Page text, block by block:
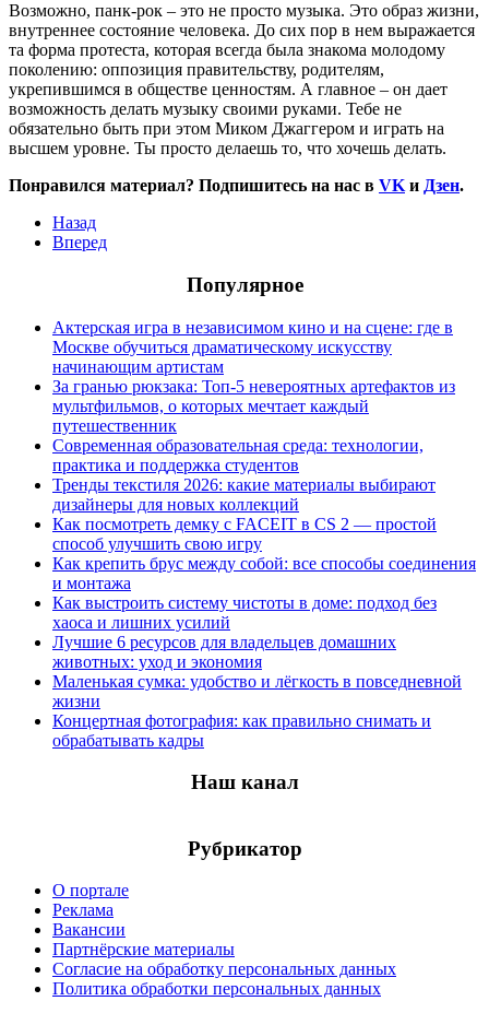
Возможно, панк-рок – это не просто музыка. Это образ жизни,
внутреннее состояние человека. До сих пор в нем выражается
та форма протеста, которая всегда была знакома молодому
поколению: оппозиция правительству, родителям,
укрепившимся в обществе ценностям. А главное – он дает
возможность делать музыку своими руками. Тебе не
обязательно быть при этом Миком Джаггером и играть на
высшем уровне. Ты просто делаешь то, что хочешь делать.
Понравился материал? Подпишитесь на нас в VK и Дзен.
Назад
Вперед
Популярное
Актерская игра в независимом кино и на сцене: где в
Москве обучиться драматическому искусству
начинающим артистам
За гранью рюкзака: Топ-5 невероятных артефактов из
мультфильмов, о которых мечтает каждый
путешественник
Современная образовательная среда: технологии,
практика и поддержка студентов
Тренды текстиля 2026: какие материалы выбирают
дизайнеры для новых коллекций
Как посмотреть демку с FACEIT в CS 2 — простой
способ улучшить свою игру
Как крепить брус между собой: все способы соединения
и монтажа
Как выстроить систему чистоты в доме: подход без
хаоса и лишних усилий
Лучшие 6 ресурсов для владельцев домашних
животных: уход и экономия
Маленькая сумка: удобство и лёгкость в повседневной
жизни
Концертная фотография: как правильно снимать и
обрабатывать кадры
Наш канал
Рубрикатор
О портале
Реклама
Вакансии
Партнёрские материалы
Согласие на обработку персональных данных
Политика обработки персональных данных